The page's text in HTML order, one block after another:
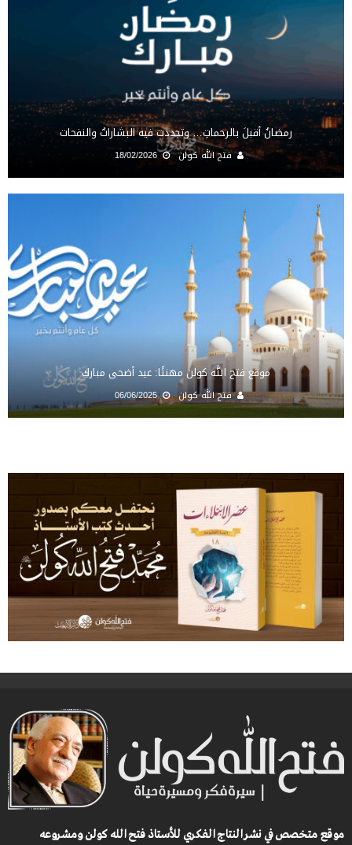
رمضانُ أقبلَ بالرحماتِ… وتجددت فيه البشاراتُ والنفحات
فتح الله كولن 18/02/2026
موقع فتح الله كولن مهنئًا: عيد أضحى مبارك
فتح الله كولن 06/06/2025
موقع متخصص في نشر النتاج الفكري للأستاذ فتح الله كولن ومشروعه